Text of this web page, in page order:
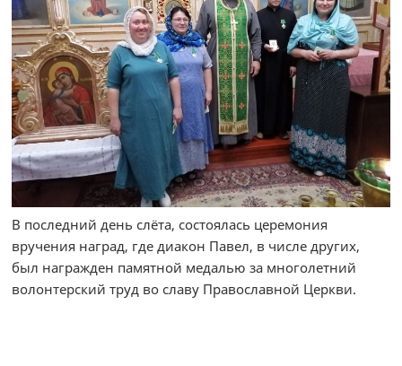
В последний день слёта, состоялась церемония
вручения наград, где диакон Павел, в числе других,
был награжден памятной медалью за многолетний
волонтерский труд во славу Православной Церкви.